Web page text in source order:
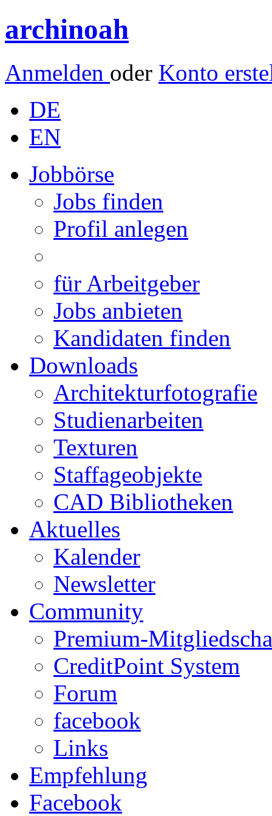
archinoah
Anmelden oder Konto
DE
EN
Jobbörse
Jobs finden
Profil anlegen
für Arbeitgeber
Jobs anbieten
Kandidaten finden
Downloads
Architekturfotografie
Studienarbeiten
Texturen
Staffageobjekte
CAD Bibliotheken
Aktuelles
Kalender
Newsletter
Community
Premium-
CreditPoint System
Forum
facebook
Links
Empfehlung
Facebook